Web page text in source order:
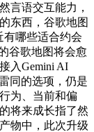
言语交互能力，
东西，谷歌地图
有哪些适合约会
谷歌地图将会愈
入Gemini AI
同的选项，仍是
为、当前和偏
将来成长指了然
物中，此次升级